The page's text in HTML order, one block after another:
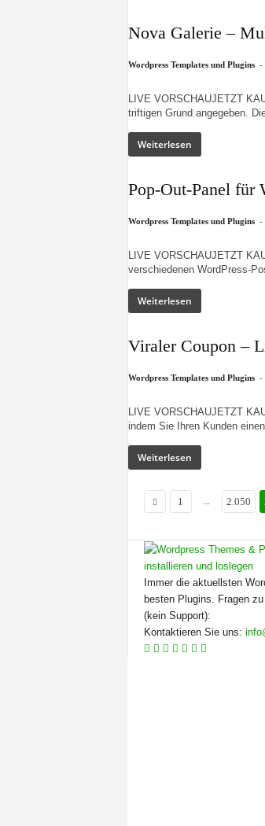
Nova Galerie –
Wordpress Templates und Plugins -
LIVE VORSCHAUJETZT
triftigen Grund angegeben.
Weiterlesen
Pop-Out-Panel für
Wordpress Templates und Plugins -
LIVE VORSCHAUJETZT
verschiedenen WordPress-
Weiterlesen
Viraler Coupon –
Wordpress Templates und Plugins -
LIVE VORSCHAUJETZT
indem Sie Ihren Kunden
Weiterlesen
1 ... 2.050
Immer die aktuellsten
besten Plugins. Fragen
(kein Support):
Kontaktieren Sie uns: